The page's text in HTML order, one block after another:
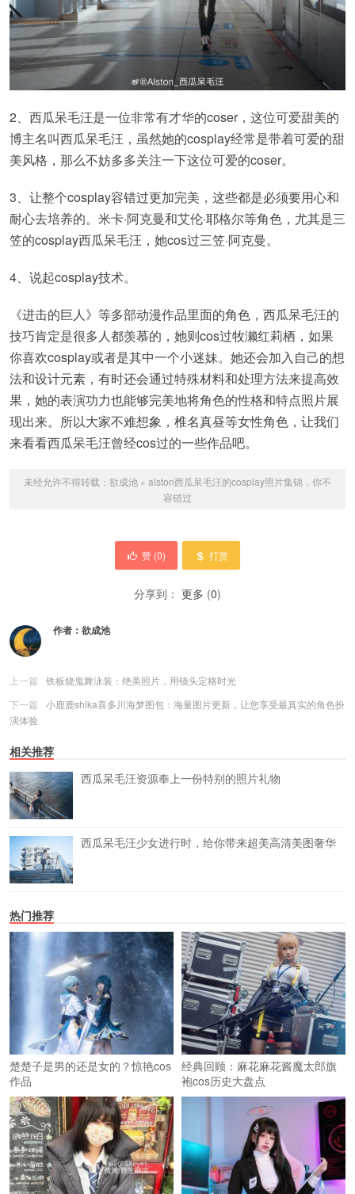
2、西瓜呆毛汪是一位非常有才华的coser，这位可爱甜美的
博主名叫西瓜呆毛汪，虽然她的cosplay经常是带着可爱的甜
美风格，那么不妨多多关注一下这位可爱的coser。
3、让整个cosplay容错过更加完美，这些都是必须要用心和
耐心去培养的。米卡·阿克曼和艾伦·耶格尔等角色，尤其是三
笠的cosplay西瓜呆毛汪，她cos过三笠·阿克曼。
4、说起cosplay技术。
《进击的巨人》等多部动漫作品里面的角色，西瓜呆毛汪的
技巧肯定是很多人都羡慕的，她则cos过牧濑红莉栖，如果
你喜欢cosplay或者是其中一个小迷妹。她还会加入自己的想
法和设计元素，有时还会通过特殊材料和处理方法来提高效
果，她的表演功力也能够完美地将角色的性格和特点照片展
现出来。所以大家不难想象，椎名真昼等女性角色，让我们
来看看西瓜呆毛汪曾经cos过的一些作品吧。
未经允许不得转载： 欲成池 » alston西瓜呆毛汪的cosplay照片集锦，你不
容错过
赞 (0) 打赏
分享到： 更多 (0)
作者： 欲成池
上一篇
铁板烧鬼舞泳装：绝美照片，用镜头定格时光
下一篇
小鹿鹿shika喜多川海梦图包：海量图片更新，让您享受最真实的角色扮
演体验
相关推荐
西瓜呆毛汪资源奉上一份特别的照片礼物
西瓜呆毛汪少女进行时，给你带来超美高清美图奢华
热门推荐
楚楚子是男的还是女的？惊艳cos
作品
经典回顾：麻花麻花酱魔太郎旗
袍cos历史大盘点